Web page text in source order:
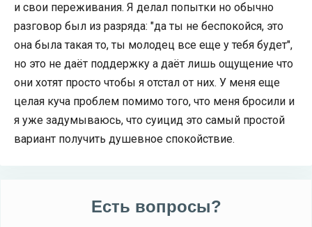
и свои переживания. Я делал попытки но обычно
разговор был из разряда: "да ты не беспокойся, это
она была такая то, ты молодец все еще у тебя будет",
но это не даёт поддержку а даёт лишь ощущение что
они хотят просто чтобы я отстал от них. У меня еще
целая куча проблем помимо того, что меня бросили и
я уже задумываюсь, что суицид это самый простой
вариант получить душевное спокойствие.
Есть вопросы?